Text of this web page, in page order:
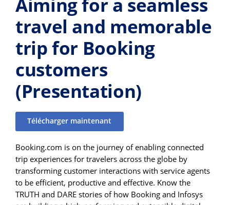
travel and memorable
trip for Booking
customers
(Presentation)
Télécharger maintenant
Booking.com is on the journey of enabling connected
trip experiences for travelers across the globe by
transforming customer interactions with service agents
to be efficient, productive and effective. Know the
TRUTH and DARE stories of how Booking and Infosys